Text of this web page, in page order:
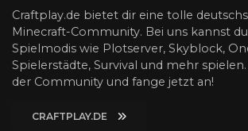
Craftplay.de bietet dir eine tolle
Minecraft-Community. Bei uns kannst
Spielmodis wie Plotserver, Skyblock,
Spielerstädte, Survival und mehr
der Community und fange jetzt an!
CRAFTPLAY.DE